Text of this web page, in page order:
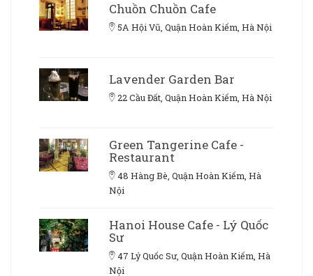
Chuồn Chuồn Cafe
5A Hội Vũ, Quận Hoàn Kiếm, Hà Nội
Lavender Garden Bar
22 Cầu Đất, Quận Hoàn Kiếm, Hà Nội
Green Tangerine Cafe -
Restaurant
48 Hàng Bè, Quận Hoàn Kiếm, Hà
Nội
Hanoi House Cafe - Lý Quốc
Sư
47 Lý Quốc Sư, Quận Hoàn Kiếm, Hà
Nội